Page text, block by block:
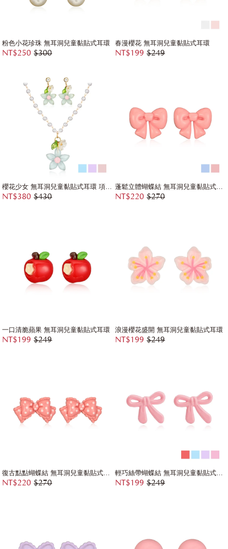
粉色小花珍珠 無耳洞兒童黏貼式耳環
NT$250 $300
春漫櫻花 無耳洞兒童黏貼式耳環
NT$199 $249
NT$380 $430 NT$220 $270
一口清脆蘋果 無耳洞兒童黏貼式耳環
NT$199 $249
浪漫櫻花盛開 無耳洞兒童黏貼式耳環
NT$199 $249
復古點點蝴蝶結 無耳洞兒童黏貼式耳環
NT$220 $270
輕巧絲帶蝴蝶結 無耳洞兒童黏貼式耳環
NT$199 $249